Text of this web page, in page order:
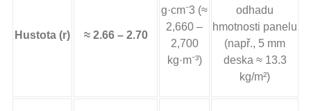
Hustota (r) ≈ 2.66 – 2.70
g·cm⁻3 (≈
2,660 –
2,700
kg·m⁻³)
odhadu
hmotnosti panelu
(např., 5 mm
deska ≈ 13.3
kg/m²)